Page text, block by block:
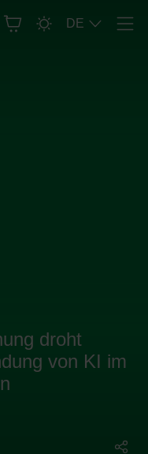
DE
droht
von KI im